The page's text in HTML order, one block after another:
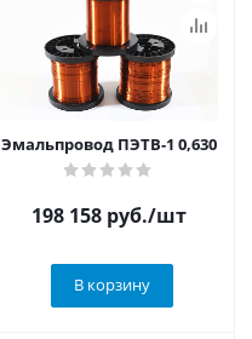
Эмальпровод ПЭТВ-1 0,630
198 158руб./шт
В корзину